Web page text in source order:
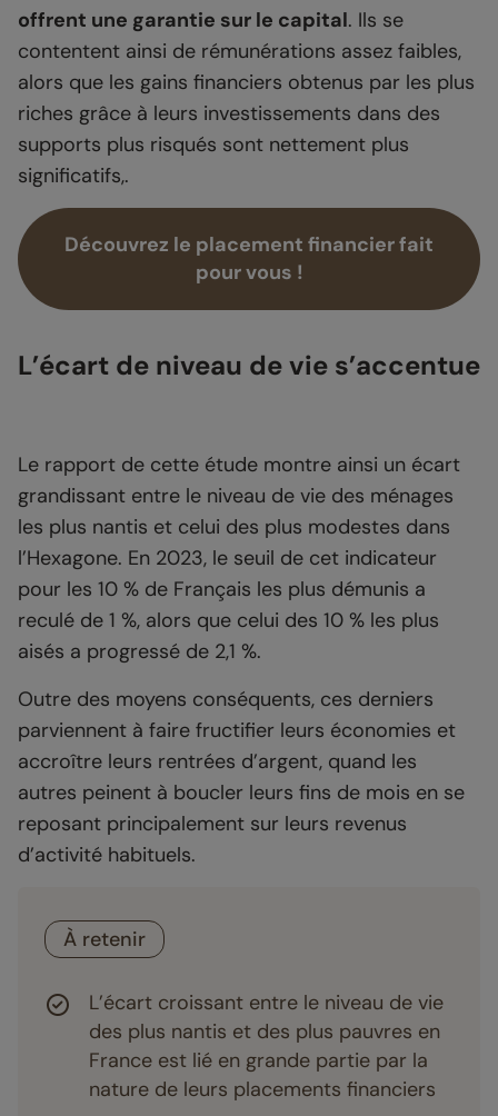
offrent une garantie sur le capital. Ils se
contentent ainsi de rémunérations assez faibles,
alors que les gains financiers obtenus par les plus
riches grâce à leurs investissements dans des
supports plus risqués sont nettement plus
significatifs,.
Découvrez le placement financier fait
pour vous !
L’écart de niveau de vie s’accentue
Le rapport de cette étude montre ainsi un écart
grandissant entre le niveau de vie des ménages
les plus nantis et celui des plus modestes dans
l’Hexagone. En 2023, le seuil de cet indicateur
pour les 10 % de Français les plus démunis a
reculé de 1 %, alors que celui des 10 % les plus
aisés a progressé de 2,1 %.
Outre des moyens conséquents, ces derniers
parviennent à faire fructifier leurs économies et
accroître leurs rentrées d’argent, quand les
autres peinent à boucler leurs fins de mois en se
reposant principalement sur leurs revenus
d’activité habituels.
À retenir
L’écart croissant entre le niveau de vie
des plus nantis et des plus pauvres en
France est lié en grande partie par la
nature de leurs placements financiers